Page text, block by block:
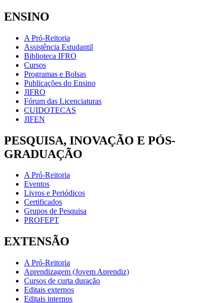
ENSINO
A Pró-Reitoria
Assistência Estudantil
Biblioteca IFRO
Cursos
Programas e Bolsas
Publicações do Ensino
JIFRO
Fórum das Licenciaturas
CUIDOTECAS
JIFEN
PESQUISA, INOVAÇÃO E PÓS-
GRADUAÇÃO
A Pró-Reitoria
Eventos
Livros e Periódicos
Certificados
Grupos de Pesquisa
PROFEPT
EXTENSÃO
A Pró-Reitoria
Aprendizagem (Jovem Aprendiz)
Cursos de curta duração
Editais externos
Editais internos